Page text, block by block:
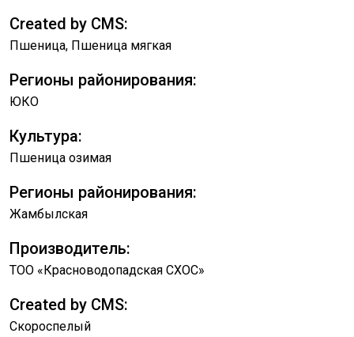
Created by CMS:
Пшеница, Пшеница мягкая
Регионы районирования:
ЮКО
Культура:
Пшеница озимая
Регионы районирования:
Жамбылская
Производитель:
ТОО «Красноводопадская СХОС»
Created by CMS:
Скороспелый